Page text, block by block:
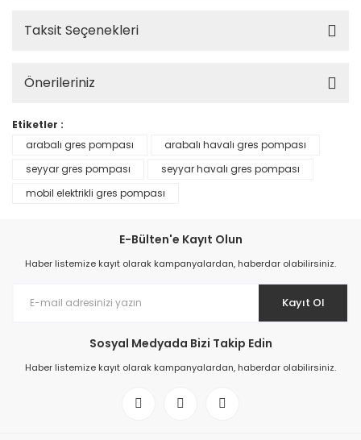
Taksit Seçenekleri
Önerileriniz
Etiketler :
arabalı gres pompası
arabalı havalı gres pompası
seyyar gres pompası
seyyar havalı gres pompası
mobil elektrikli gres pompası
E-Bülten'e Kayıt Olun
Haber listemize kayıt olarak kampanyalardan, haberdar olabilirsiniz.
Kayıt Ol
Sosyal Medyada Bizi Takip Edin
Haber listemize kayıt olarak kampanyalardan, haberdar olabilirsiniz.